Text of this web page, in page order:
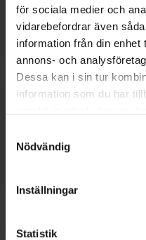
för sociala medier och
vidarebefordrar även
information från din
annons- och
Dessa kan i sin tur
information som du har
återkalla ditt samtycke via
cookieinställningar. Ett
lagligheten av
Nödvändig
Inställningar
Statistik
Läs alltid bipacksedeln
För mer information se
Har
Filter